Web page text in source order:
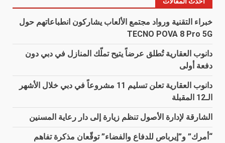
خبراء التقنية ورواد مجتمع الألعاب يشاركون انطباعاتهم حول
TECNO POVA 8 Pro 5G
دانوب العقارية تُطلق عرضاً يتيح تملّك المنازل في دبي دون
دفعة أولى
دانوب العقارية تعلن تسليم 11 مشروعاً في دبي خلال الأشهر
الـ12 المقبلة
الشارقة لإدارة الأصول تنظم زيارة إلى دار رعاية المسنين
“أمرك” و”إيرباص للدفاع والفضاء” توقّعان مذكرة تفاهم